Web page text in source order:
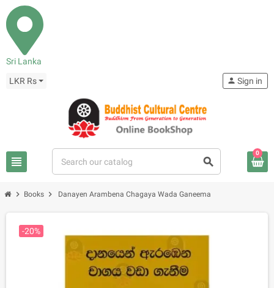
Sri Lanka
LKR Rs
view_headline search
person Sign in
0
chevron_right Books chevron_right Danayen Arambena Chagaya Wada Ganeema
-20%